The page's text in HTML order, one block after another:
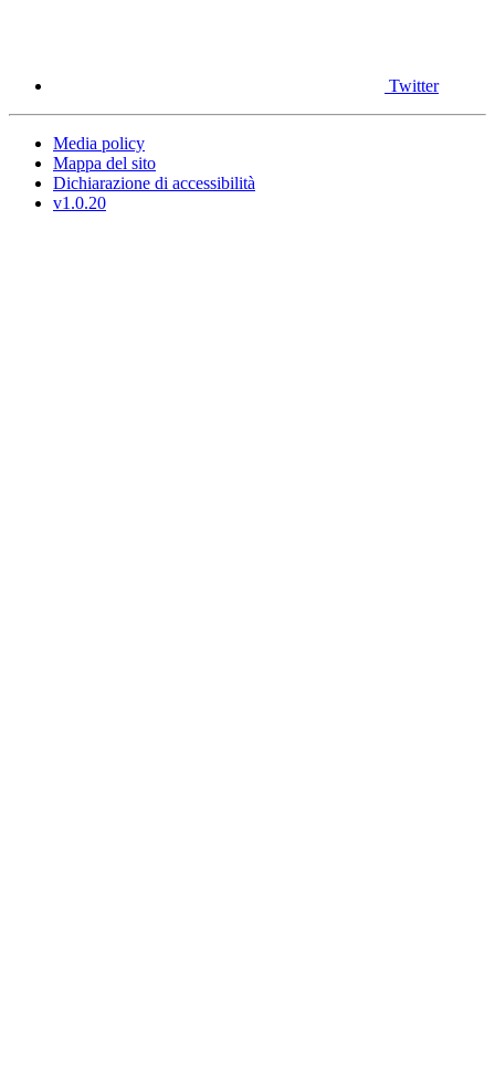
Twitter
Media policy
Mappa del sito
Dichiarazione di accessibilità
v1.0.20